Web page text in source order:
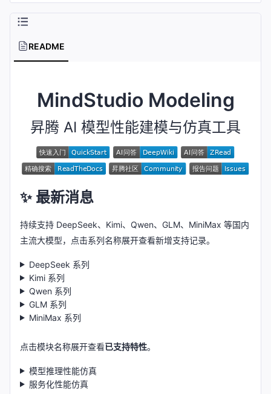
README
MindStudio Modeling
昇腾 AI 模型性能建模与仿真工具
✨ 最新消息
持续支持 DeepSeek、Kimi、Qwen、GLM、MiniMax 等国内
主流大模型，点击系列名称展开查看新增支持记录。
DeepSeek 系列
Kimi 系列
Qwen 系列
GLM 系列
MiniMax 系列
点击模块名称展开查看已支持特性。
模型推理性能仿真
服务化性能仿真